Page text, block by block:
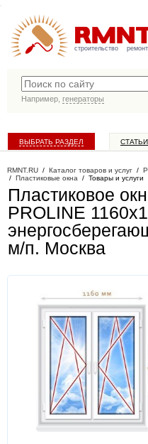
строительство ремонт
Например, генераторы
ВЫБРАТЬ РАЗДЕЛ СТАТЬИ
RMNT.RU / Каталог товаров и услуг /
/ Пластиковые окна / Товары и услуги
Пластиковое
PROLINE
м/п. Москва